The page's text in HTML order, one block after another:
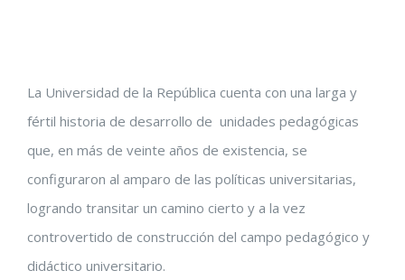
La Universidad de la República cuenta con una larga y
fértil historia de desarrollo de unidades pedagógicas
que, en más de veinte años de existencia, se
configuraron al amparo de las políticas universitarias,
logrando transitar un camino cierto y a la vez
controvertido de construcción del campo pedagógico y
didáctico universitario.